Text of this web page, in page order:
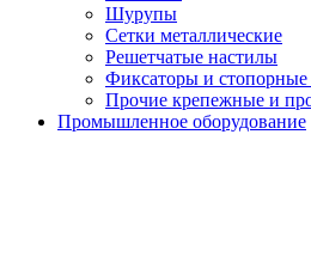
Шурупы
Сетки металлические
Решетчатые настилы
Фиксаторы и стопорные
Прочие крепежные и
Промышленное оборудование